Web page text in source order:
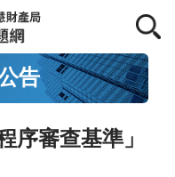
告
序審查基準」